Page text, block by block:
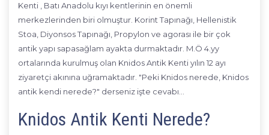
Kenti , Batı Anadolu kıyı kentlerinin en önemli
merkezlerinden biri olmuştur. Korint Tapınağı, Hellenistik
Stoa, Diyonsos Tapınağı, Propylon ve agorası ile bir çok
antik yapı sapasağlam ayakta durmaktadır. M.Ö 4.yy
ortalarında kurulmuş olan Knidos Antik Kenti yılın 12 ayı
ziyaretçi akınına uğramaktadır. "Peki Knidos nerede, Knidos
antik kendi nerede?" derseniz işte cevabı...
Knidos Antik Kenti Nerede?